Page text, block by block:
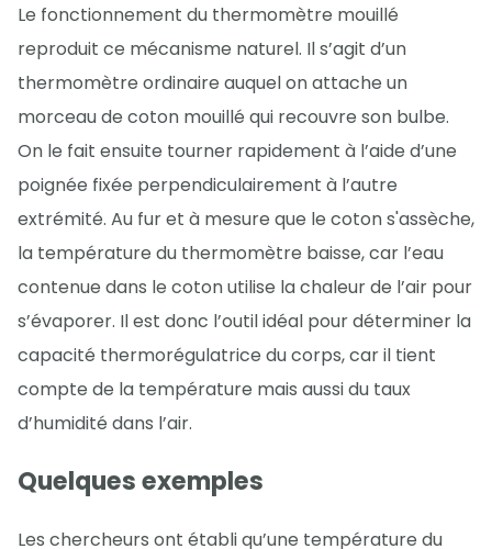
Le fonctionnement du thermomètre mouillé
reproduit ce mécanisme naturel. Il s’agit d’un
thermomètre ordinaire auquel on attache un
morceau de coton mouillé qui recouvre son bulbe.
On le fait ensuite tourner rapidement à l’aide d’une
poignée fixée perpendiculairement à l’autre
extrémité. Au fur et à mesure que le coton s'assèche,
la température du thermomètre baisse, car l’eau
contenue dans le coton utilise la chaleur de l’air pour
s’évaporer. Il est donc l’outil idéal pour déterminer la
capacité thermorégulatrice du corps, car il tient
compte de la température mais aussi du taux
d’humidité dans l’air.
Quelques exemples
Les chercheurs ont établi qu’une température du